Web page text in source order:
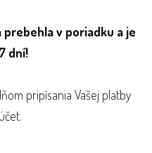
v poriadku a je
dní!
pripísania Vašej platby